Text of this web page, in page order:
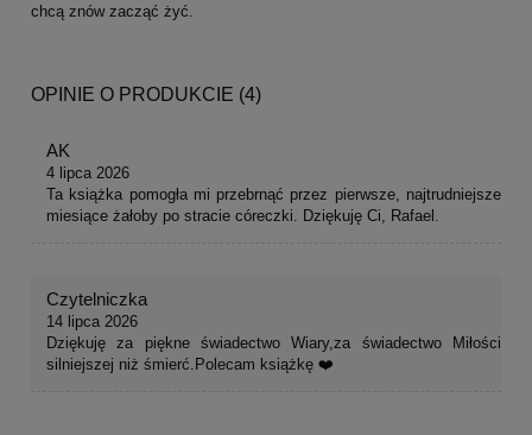
chcą znów zacząć żyć.
OPINIE O PRODUKCIE (4)
AK
4 lipca 2026
Ta książka pomogła mi przebrnąć przez pierwsze, najtrudniejsze
miesiące żałoby po stracie córeczki. Dziękuję Ci, Rafael.
Czytelniczka
14 lipca 2026
Dziękuję za piękne świadectwo Wiary,za świadectwo Miłości
silniejszej niż śmierć.Polecam książkę ❤️